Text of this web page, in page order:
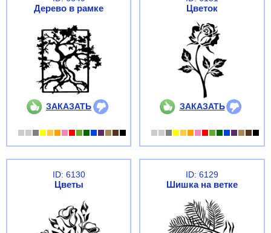
Дерево в рамке
ЗАКАЗАТЬ
Цветок
ЗАКАЗАТЬ
ID: 6130
Цветы
ID: 6129
Шишка на ветке